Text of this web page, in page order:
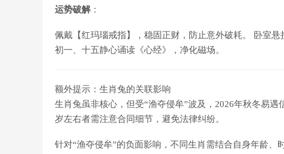
运势破解：
佩戴【红玛瑙戒指】，稳固正财，防止意外破耗。 卧室
初一、十五静心诵读《心经》，净化磁场。
额外提示：生肖兔的关联影响
生肖兔虽非核心，但受“渔夺侵牟”波及，2026年秋冬易
岁左右者需注意合同细节，避免法律纠纷。
针对“渔夺侵牟”的负面影响，不同生肖需结合自身年龄